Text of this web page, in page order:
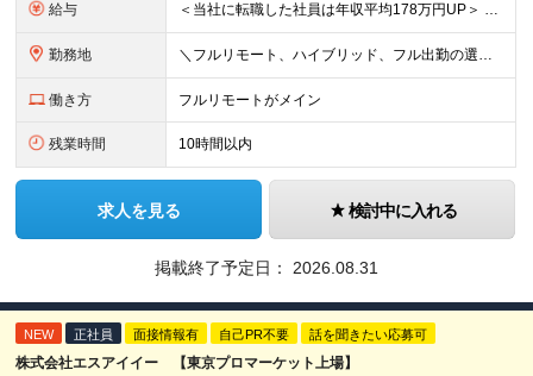
給与 ＜当社に転職した社員は年収平均178万円UP＞ 月給45万円～120万円＋賞与＋各手当 ※経験・能力などを考慮の上、決定します ※案件の契約内容（月単金など）や昇給、賞与額はすべてシステム上で開示し
勤務地 ＼フルリモート、ハイブリッド、フル出勤の選択可＆帰社日なし／ 【下記エリアを中心とするクライアント先または自宅にて勤務】 ■首都圏：東京・埼玉・千葉・神奈川 ■関西：大阪・兵庫・京都・滋賀・奈良・和
働き方 フルリモートがメイン
残業時間 10時間以内
求人を見る 検討中に入れる
掲載終了予定日： 2026.08.31
NEW 正社員 面接情報有 自己PR不要 話を聞きたい応募可
株式会社エスアイイー 【東京プロマーケット上場】